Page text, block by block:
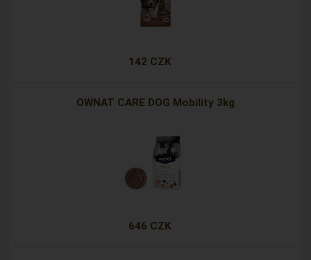
142 CZK
OWNAT CARE DOG Mobility 3kg
646 CZK